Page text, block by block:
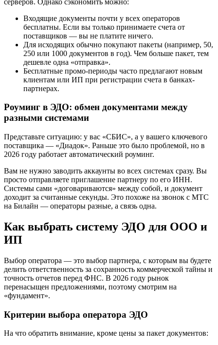
Входящие документы почти у всех операторов
бесплатны. Если вы только принимаете счета от
поставщиков — вы не платите ничего.
Для исходящих обычно покупают пакеты (например, 50,
250 или 1000 документов в год). Чем больше пакет, тем
дешевле одна «отправка».
Бесплатные промо-периоды часто предлагают новым
клиентам или ИП при регистрации счета в банках-
партнерах.
Роуминг в ЭДО: обмен документами между
разными системами
Представьте ситуацию: у вас «СБИС», а у вашего ключевого
поставщика — «Диадок». Раньше это было проблемой, но в
2026 году работает автоматический роуминг.
Вам не нужно заводить аккаунты во всех системах сразу. Вы
просто отправляете приглашение партнеру по его ИНН.
Системы сами «договариваются» между собой, и документ
доходит за считанные секунды. Это похоже на звонок с МТС
на Билайн — операторы разные, а связь одна.
Как выбрать систему ЭДО для ООО и
ИП
Выбор оператора — это выбор партнера, с которым вы будете
делить ответственность за сохранность коммерческой тайны и
точность отчетов перед ФНС. В 2026 году рынок
перенасыщен предложениями, поэтому смотрим на
«фундамент».
Критерии выбора оператора ЭДО
На что обратить внимание, кроме цены за пакет документов: